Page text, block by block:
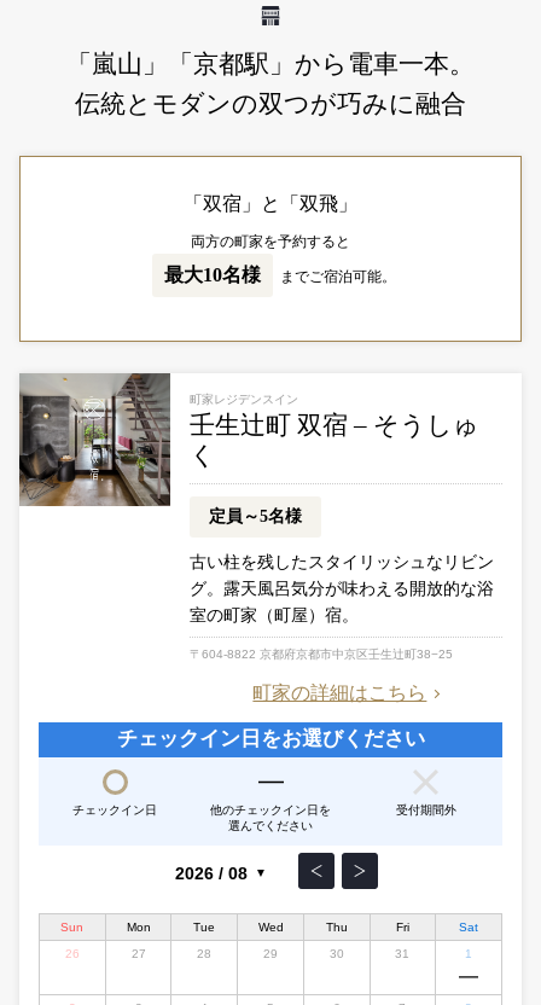
「嵐山」「京都駅」から電車一本。
伝統とモダンの双つが巧みに融合
「双宿」と「双飛」
両方の町家を予約すると
最大10名様 までご宿泊可能。
町家レジデンスイン
壬生辻町 双宿 – そうしゅ
く
定員～5名様
古い柱を残したスタイリッシュなリビン
グ。露天風呂気分が味わえる開放的な浴
室の町家（町屋）宿。
〒604-8822 京都府京都市中京区壬生辻町38−25
町家の詳細はこちら